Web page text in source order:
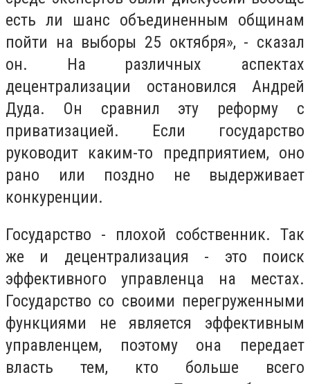
есть ли шанс объединенным общинам
пойти на выборы 25 октября», - сказал
он. На различных аспектах
децентрализации остановился Андрей
Дуда. Он сравнил эту реформу с
приватизацией. Если государство
руководит каким-то предприятием, оно
рано или поздно не выдерживает
конкуренции.
Государство - плохой собственник. Так
же и децентрализация - это поиск
эффективного управленца на местах.
Государство со своими перегруженными
функциями не является эффективным
управленцем, поэтому она передает
власть тем, кто больше всего